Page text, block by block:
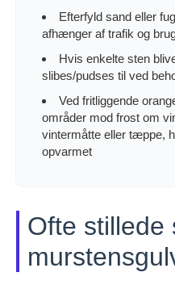
Efterfyld sand eller
afhænger af trafik og
Hvis enkelte sten
slibes/pudses til ved
Ved fritliggende
områder mod frost om
vintermåtte eller tæppe,
opvarmet
Ofte stillede